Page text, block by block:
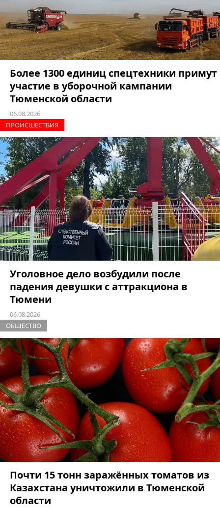
Более 1300 единиц спецтехники примут
участие в уборочной кампании
Тюменской области
06.08.2026
ПРОИCШЕСТВИЯ
Уголовное дело возбудили после
падения девушки с аттракциона в
Тюмени
06.08.2026
ОБЩЕСТВО
Почти 15 тонн заражённых томатов из
Казахстана уничтожили в Тюменской
области